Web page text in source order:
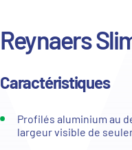
Reynaers
Caractéristiques
Profilés aluminium au
largeur visible de